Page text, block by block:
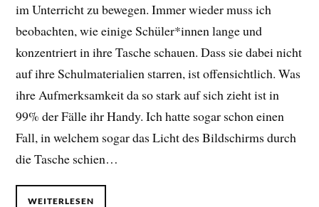
im Unterricht zu bewegen. Immer wieder muss ich
beobachten, wie einige Schüler*innen lange und
konzentriert in ihre Tasche schauen. Dass sie dabei nicht
auf ihre Schulmaterialien starren, ist offensichtlich. Was
ihre Aufmerksamkeit da so stark auf sich zieht ist in
99% der Fälle ihr Handy. Ich hatte sogar schon einen
Fall, in welchem sogar das Licht des Bildschirms durch
die Tasche schien…
WEITERLESEN